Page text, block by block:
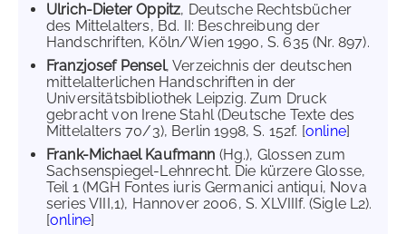
Ulrich-Dieter Oppitz, Deutsche Rechtsbücher
des Mittelalters, Bd. II: Beschreibung der
Handschriften, Köln/Wien 1990, S. 635 (Nr. 897).
Franzjosef Pensel, Verzeichnis der deutschen
mittelalterlichen Handschriften in der
Universitätsbibliothek Leipzig. Zum Druck
gebracht von Irene Stahl (Deutsche Texte des
Mittelalters 70/3), Berlin 1998, S. 152f. [online]
Frank-Michael Kaufmann (Hg.), Glossen zum
Sachsenspiegel-Lehnrecht. Die kürzere Glosse,
Teil 1 (MGH Fontes iuris Germanici antiqui, Nova
series VIII,1), Hannover 2006, S. XLVIIIf. (Sigle L2).
[online]